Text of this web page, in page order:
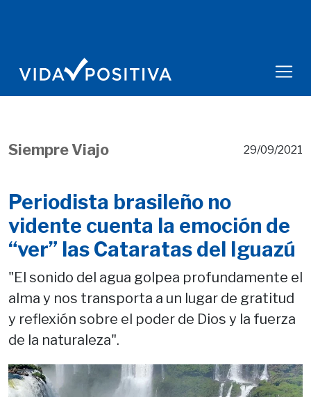
Siempre Viajo 29/09/2021
Periodista brasileño no
vidente cuenta la emoción de
“ver” las Cataratas del Iguazú
"El sonido del agua golpea profundamente el
alma y nos transporta a un lugar de gratitud
y reflexión sobre el poder de Dios y la fuerza
de la naturaleza".